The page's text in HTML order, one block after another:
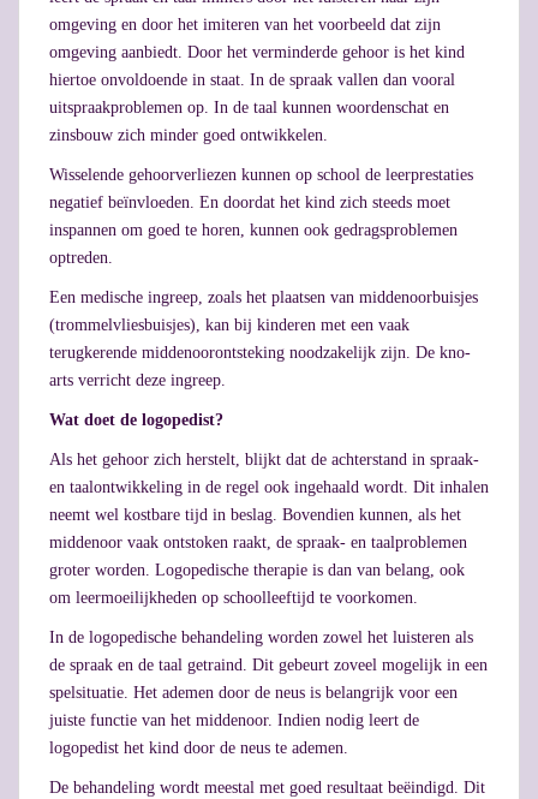
omgeving en door het imiteren van het voorbeeld dat zijn
omgeving aanbiedt. Door het verminderde gehoor is het kind
hiertoe onvoldoende in staat. In de spraak vallen dan vooral
uitspraakproblemen op. In de taal kunnen woordenschat en
zinsbouw zich minder goed ontwikkelen.
Wisselende gehoorverliezen kunnen op school de leerprestaties
negatief beïnvloeden. En doordat het kind zich steeds moet
inspannen om goed te horen, kunnen ook gedragsproblemen
optreden.
Een medische ingreep, zoals het plaatsen van middenoorbuisjes
(trommelvliesbuisjes), kan bij kinderen met een vaak
terugkerende middenoorontsteking noodzakelijk zijn. De kno-
arts verricht deze ingreep.
Wat doet de logopedist?
Als het gehoor zich herstelt, blijkt dat de achterstand in spraak-
en taalontwikkeling in de regel ook ingehaald wordt. Dit inhalen
neemt wel kostbare tijd in beslag. Bovendien kunnen, als het
middenoor vaak ontstoken raakt, de spraak- en taalproblemen
groter worden. Logopedische therapie is dan van belang, ook
om leermoeilijkheden op schoolleeftijd te voorkomen.
In de logopedische behandeling worden zowel het luisteren als
de spraak en de taal getraind. Dit gebeurt zoveel mogelijk in een
spelsituatie. Het ademen door de neus is belangrijk voor een
juiste functie van het middenoor. Indien nodig leert de
logopedist het kind door de neus te ademen.
De behandeling wordt meestal met goed resultaat beëindigd. Dit